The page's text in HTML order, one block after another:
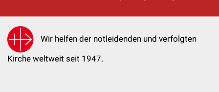
Wir helfen der notleidenden und verfolgten
Kirche weltweit seit 1947.